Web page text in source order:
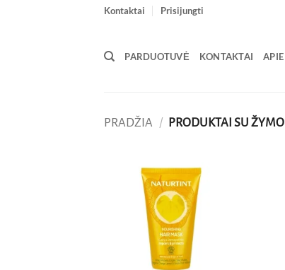
Kontaktai Prisijungti
PARDUOTUVĖ KONTAKTAI
PRADŽIA / PRODUKTAI SU